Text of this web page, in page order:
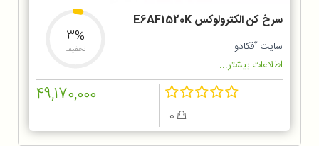
سرخ کن الکترولوکس E6AF1520K
سایت آفکادو
اطلاعات بیشتر...
3%
تخفیف
49,170,000